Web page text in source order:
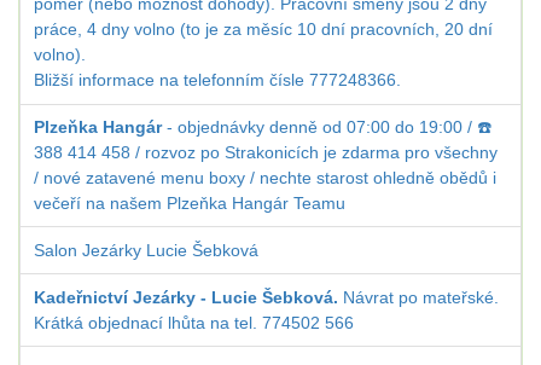
poměr (nebo možnost dohody). Pracovní směny jsou 2 dny
práce, 4 dny volno (to je za měsíc 10 dní pracovních, 20 dní
volno).
Bližší informace na telefonním čísle 777248366.
Plzeňka Hangár- objednávky denně od 07:00 do 19:00 / ☎️
388 414 458 / rozvoz po Strakonicích je zdarma pro všechny
/ nové zatavené menu boxy / nechte starost ohledně obědů i
večeří na našem Plzeňka Hangár Teamu
Salon Jezárky Lucie Šebková
Kadeřnictví Jezárky - Lucie Šebková. Návrat po mateřské.
Krátká objednací lhůta na tel. 774502 566